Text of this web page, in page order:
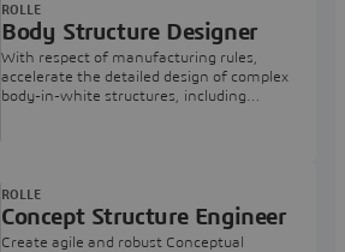
Body Structure Designer
With respect of manufacturing rules,
accelerate the detailed design of complex
body-in-white structures, including
ROLLE
Concept Structure Engineer
Create agile and robust Conceptual
ROLLE